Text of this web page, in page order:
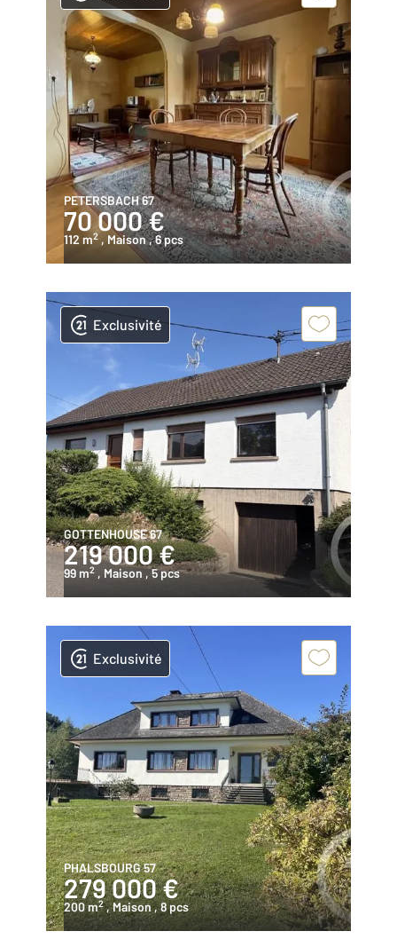
PETERSBACH 67
70 000 €
112 m2 , Maison, 6 pcs
Exclusivité
GOTTENHOUSE 67
219 000 €
99 m2 , Maison , 5 pcs
Exclusivité
PHALSBOURG 57
279 000 €
200 m2 , Maison, 8 pcs